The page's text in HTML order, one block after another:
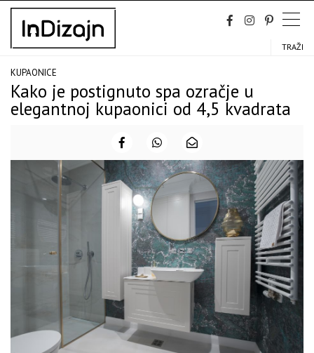
Skip
content
TRAŽI
KUPAONICE
Kako je postignuto spa ozračje u
elegantnoj kupaonici od 4,5 kvadrata